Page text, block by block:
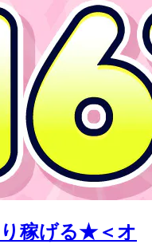
稼げる★＜オ